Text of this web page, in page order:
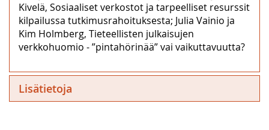
Kivelä, Sosiaaliset verkostot ja tarpeelliset resurssit
kilpailussa tutkimusrahoituksesta; Julia Vainio ja
Kim Holmberg, Tieteellisten julkaisujen
verkkohuomio - ”pintahörinää” vai vaikuttavuutta?
Lisätietoja